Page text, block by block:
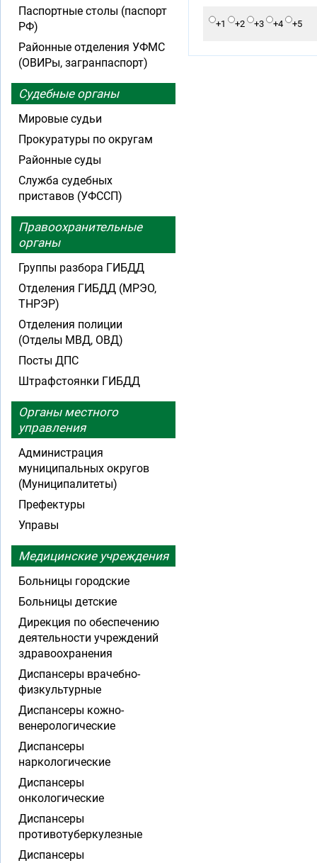
+1 +2 +3 +4 +5
Паспортные столы (паспорт
РФ)
Районные отделения УФМС
(ОВИРы, загранпаспорт)
Судебные органы
Мировые судьи
Прокуратуры по округам
Районные суды
Служба судебных
приставов (УФССП)
Правоохранительные
органы
Группы разбора ГИБДД
Отделения ГИБДД (МРЭО,
ТНРЭР)
Отделения полиции
(Отделы МВД, ОВД)
Посты ДПС
Штрафстоянки ГИБДД
Органы местного
управления
Администрация
муниципальных округов
(Муниципалитеты)
Префектуры
Управы
Медицинские учреждения
Больницы городские
Больницы детские
Дирекция по обеспечению
деятельности учреждений
здравоохранения
Диспансеры врачебно-
физкультурные
Диспансеры кожно-
венерологические
Диспансеры
наркологические
Диспансеры
онкологические
Диспансеры
противотуберкулезные
Диспансеры